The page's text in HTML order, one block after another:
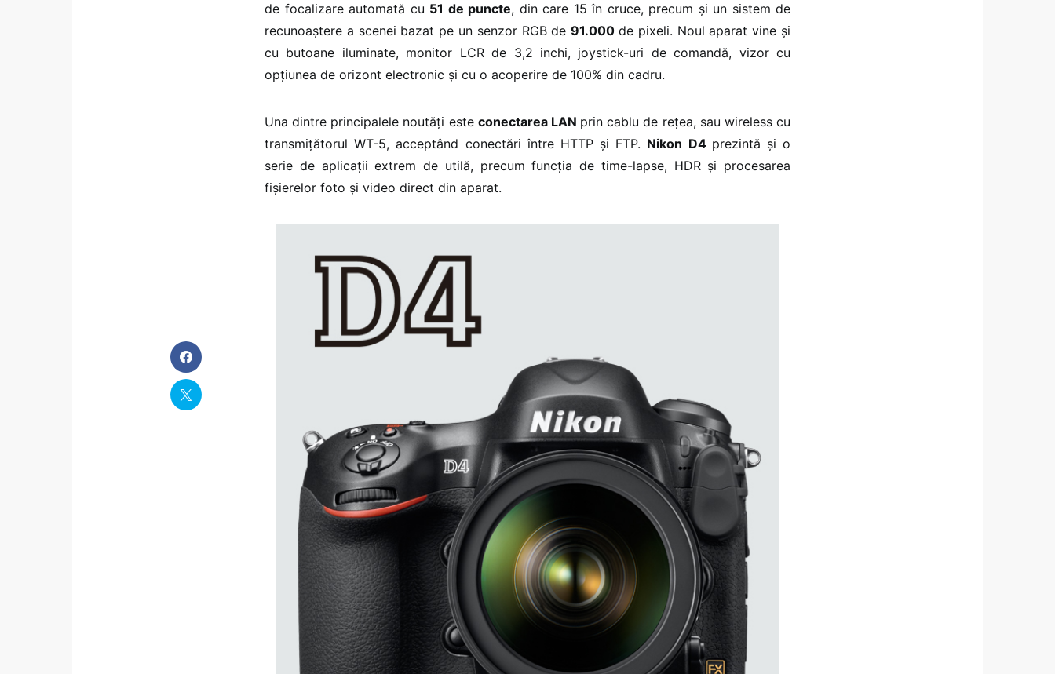
de focalizare automată cu 51 de puncte, din care 15 în cruce, precum și un sistem de
recunoaștere a scenei bazat pe un senzor RGB de91.000de pixeli. Noul aparat vine și
cu butoane iluminate, monitor LCR de 3,2 inchi, joystick-uri de comandă, vizor cu
opțiunea de orizont electronic și cu o acoperire de 100% din cadru.
Una dintre principalele noutăți este conectarea LAN prin cablu de rețea, sau wireless cu
transmițătorul WT-5, acceptând conectări între HTTP și FTP. Nikon D4 prezintă și o
serie de aplicații extrem de utilă, precum funcția de time-lapse, HDR și procesarea
fișierelor foto și video direct din aparat.